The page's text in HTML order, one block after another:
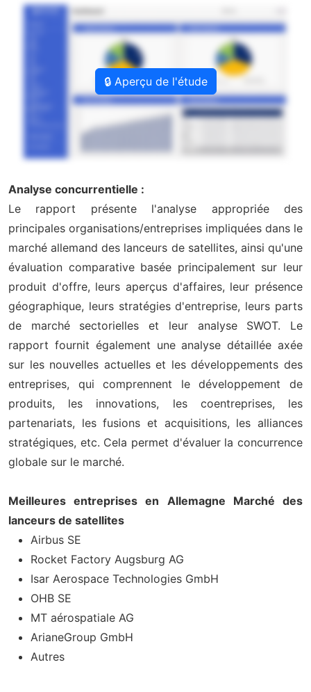
🔒 Aperçu de l'étude
Analyse concurrentielle :
Le rapport présente l'analyse appropriée des
principales organisations/entreprises impliquées dans le
marché allemand des lanceurs de satellites, ainsi qu'une
évaluation comparative basée principalement sur leur
produit d'offre, leurs aperçus d'affaires, leur présence
géographique, leurs stratégies d'entreprise, leurs parts
de marché sectorielles et leur analyse SWOT. Le
rapport fournit également une analyse détaillée axée
sur les nouvelles actuelles et les développements des
entreprises, qui comprennent le développement de
produits, les innovations, les coentreprises, les
partenariats, les fusions et acquisitions, les alliances
stratégiques, etc. Cela permet d'évaluer la concurrence
globale sur le marché.
Meilleures entreprises en Allemagne Marché des
lanceurs de satellites
Airbus SE
Rocket Factory Augsburg AG
Isar Aerospace Technologies GmbH
OHB SE
MT aérospatiale AG
ArianeGroup GmbH
Autres